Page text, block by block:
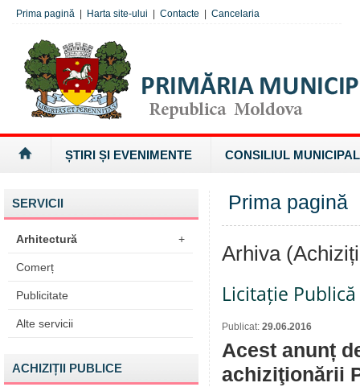
Prima pagină Harta site-ului Contacte Cancelaria
ȘTIRI ȘI EVENIMENTE CONSILIUL MUNICIPAL
SERVICII
Arhitectură +
Comerț
Publicitate
Alte servicii
ACHIZIȚII PUBLICE
Prima pagină
Arhiva
Licitație
Publicat: 29.06.2016
Acest anunț
achiziţionării